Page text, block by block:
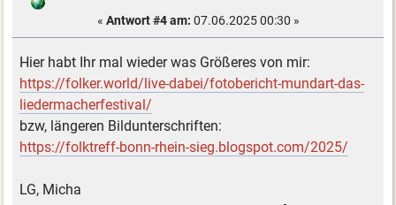
« Antwort #4 am: 07.06.2025 00:30 »
Hier habt Ihr mal wieder was Größeres von mir:
https://folker.world/live-dabei/fotobericht-mundart-das-
liedermacherfestival/
bzw, längeren Bildunterschriften:
https://folktreff-bonn-rhein-sieg.blogspot.com/2025/
LG, Micha